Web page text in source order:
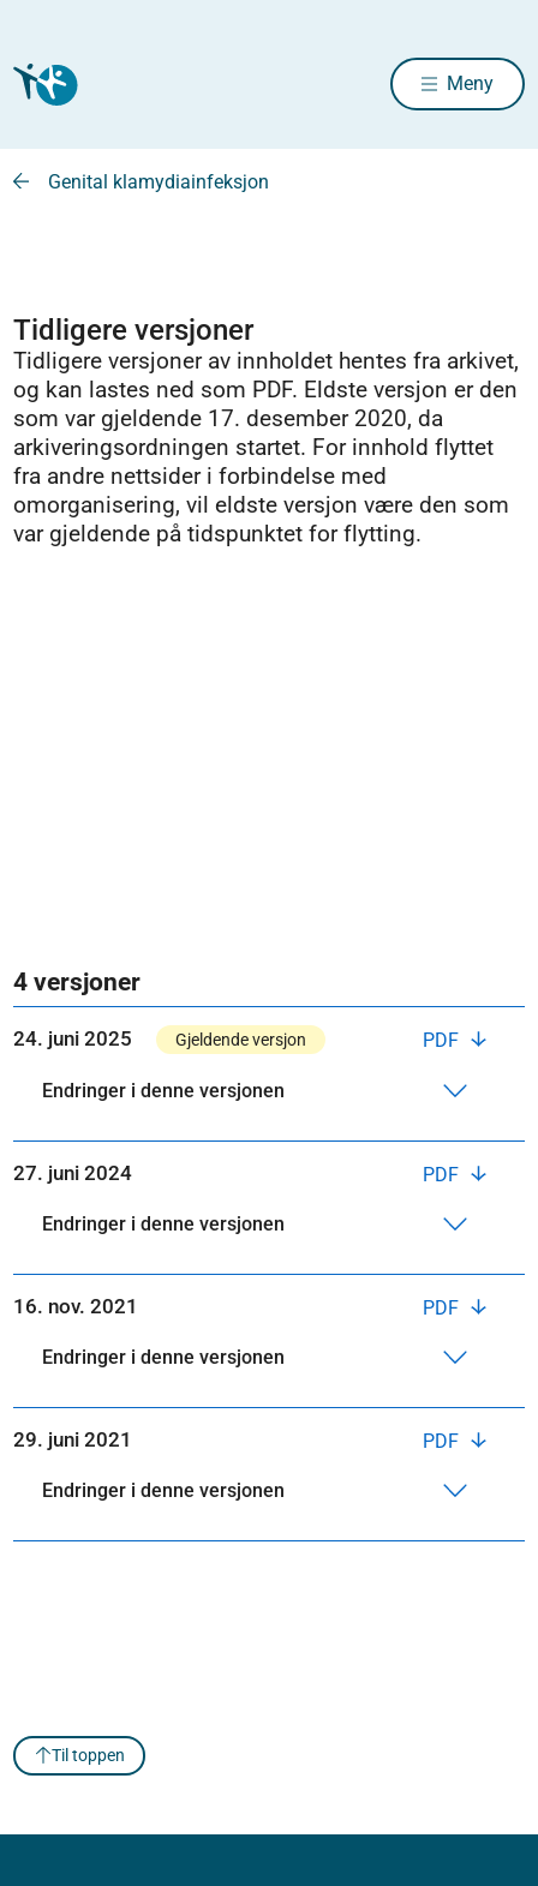
Meny
Genital klamydiainfeksjon
Tidligere versjoner
Tidligere versjoner av innholdet hentes fra arkivet,
og kan lastes ned som PDF. Eldste versjon er den
som var gjeldende 17. desember 2020, da
arkiveringsordningen startet. For innhold flyttet
fra andre nettsider i forbindelse med
omorganisering, vil eldste versjon være den som
var gjeldende på tidspunktet for flytting.
4 versjoner
PDF
24. juni 2025 Gjeldende versjon
Endringer i denne versjonen
PDF
27. juni 2024
Endringer i denne versjonen
PDF
16. nov. 2021
Endringer i denne versjonen
PDF
29. juni 2021
Endringer i denne versjonen
Til toppen